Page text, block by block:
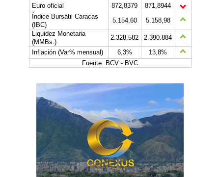
Euro oficial
872,8379
871,8944
Índice Bursátil Caracas
(IBC)
5.154,60
5.158,98
Liquidez Monetaria
(MMBs.)
2.328.582
2.390.884
Inflación (Var% mensual)
6,3%
13,8%
Fuente: BCV - BVC